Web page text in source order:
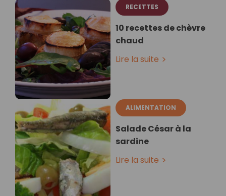
RECETTES
10 recettes de chèvre
chaud
Lire la suite
ALIMENTATION
Salade César à la
sardine
Lire la suite